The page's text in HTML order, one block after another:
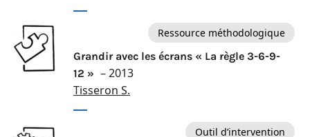
Ressource méthodologique
Grandir avec les écrans « La règle 3-6-9-
12 » – 2013
Tisseron S.
Outil d’intervention